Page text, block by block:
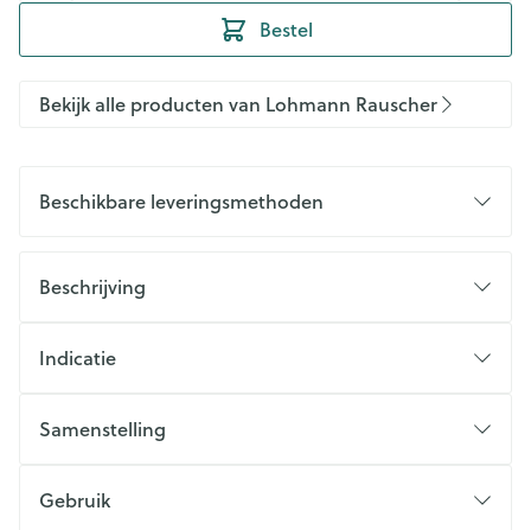
Bestel
Bekijk alle producten van Lohmann Rauscher
Beschikbare leveringsmethoden
Beschrijving
Indicatie
Samenstelling
Gebruik